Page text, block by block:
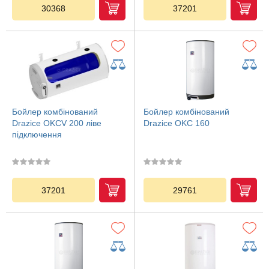
30368 37201
Бойлер комбінований
Drazice OKCV 200 ліве
підключення
37201
Бойлер комбінований
Drazice OKC 160
29761